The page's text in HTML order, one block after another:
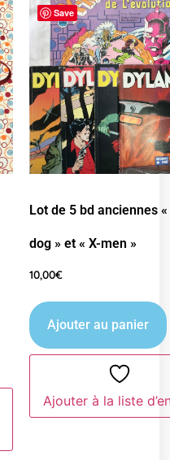
Save
Lot de 5 bd anciennes
dog » et « X-men »
10,00€
Ajouter au panier
Ajouter à la liste